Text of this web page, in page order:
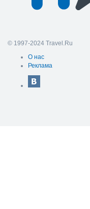
© 1997-2024 Travel.Ru
О нас
Реклама